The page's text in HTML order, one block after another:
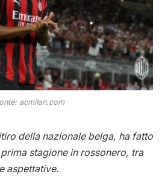
acmilan.com
della nazionale belga, ha fatto
stagione in rossonero, tra
aspettative.